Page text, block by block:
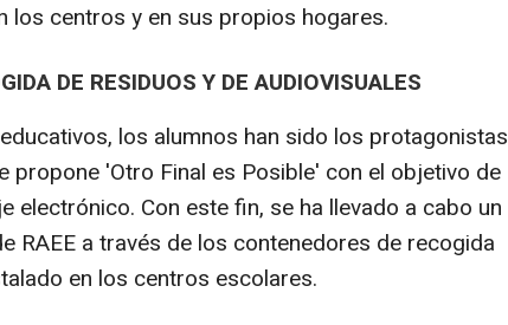
los centros y en sus propios hogares.
DE RESIDUOS Y DE AUDIOVISUALES
los alumnos han sido los protagonistas
propone 'Otro Final es Posible' con el objetivo de
electrónico. Con este fin, se ha llevado a cabo un
RAEE a través de los contenedores de recogida
en los centros escolares.